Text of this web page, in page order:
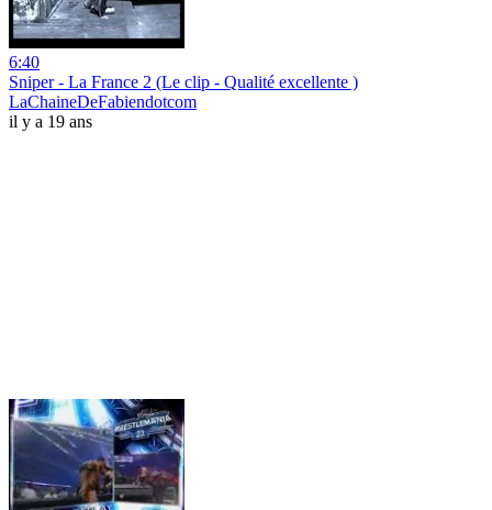
6:40
Sniper - La France 2 (Le clip - Qualité excellente )
LaChaineDeFabiendotcom
il y a 19 ans